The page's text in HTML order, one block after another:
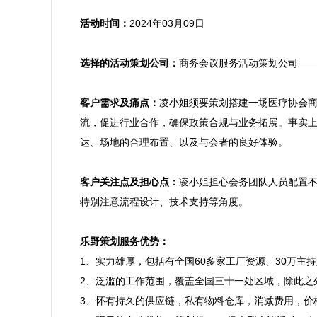
活动时间： 2024年03月09日
选择的活动策划公司： 商务会议服务活动策划公司
客户需求及痛点： 凌小姐须要策划搭建一场医疗协会
流，促进行业合作，确保政策合规与业务拓展。事实
达、场地的合理布置、以及与会者的良好体验。
客户关注点及担心点： 凌小姐担心会务团队人员配置
特别注意流程设计、技术支持等角度。
乐野策划服务优势：
1、实力雄厚，包括有全国60多家工厂资源、30万主
2、泛滥的工作范围，覆盖全国三十一处区域，除此
3、怀有持久的供应链，私有物料仓库，消减费用，价